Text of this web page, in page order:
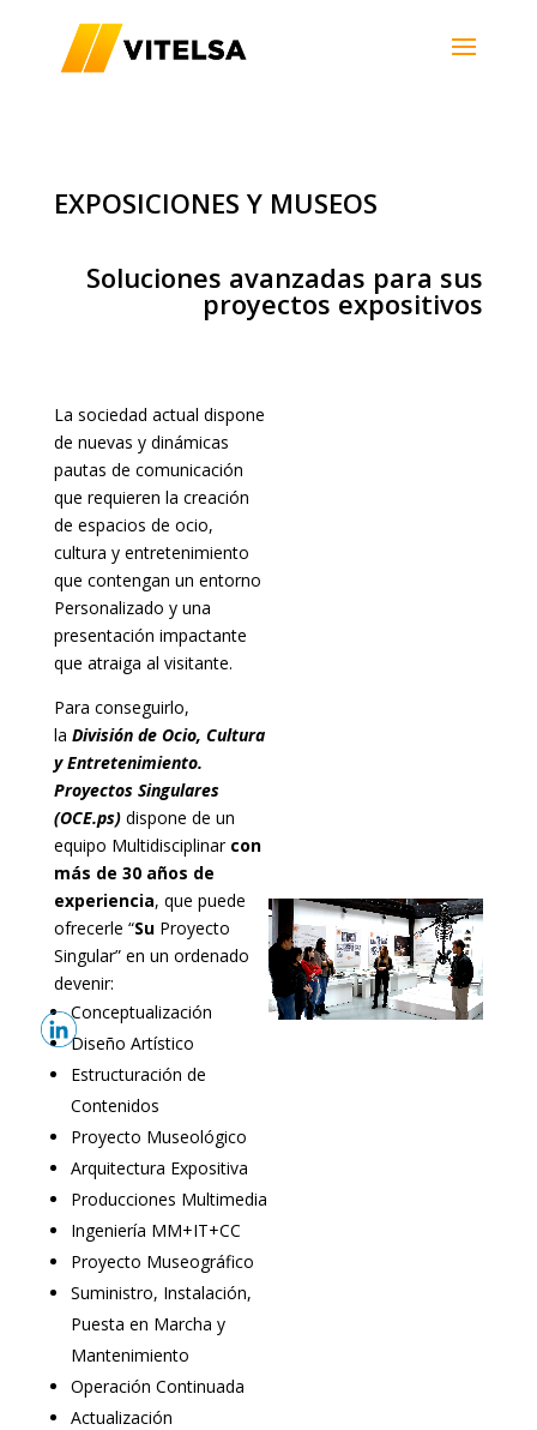
EXPOSICIONES Y MUSEOS
Soluciones avanzadas para sus
proyectos expositivos
La sociedad actual dispone
de nuevas y dinámicas
pautas de comunicación
que requieren la creación
de espacios de ocio,
cultura y entretenimiento
que contengan un entorno
Personalizado y una
presentación impactante
que atraiga al visitante.
Para conseguirlo,
la División de Ocio, Cultura
y Entretenimiento.
Proyectos Singulares
(OCE.ps)dispone de un
equipo Multidisciplinar con
más de 30 años de
experiencia, que puede
ofrecerle “Su Proyecto
Singular” en un ordenado
devenir:
Conceptualización
Diseño Artístico
Estructuración de
Contenidos
Proyecto Museológico
Arquitectura Expositiva
Producciones Multimedia
Ingeniería MM+IT+CC
Proyecto Museográfico
Suministro, Instalación,
Puesta en Marcha y
Mantenimiento
Operación Continuada
Actualización